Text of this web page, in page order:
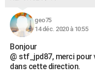
geo75
14 déc. 2020 à 10:55
Bonjour
@ stf_jpd87, merci pour
dans cette direction.